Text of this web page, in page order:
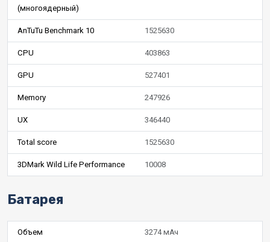
(многоядерный)
AnTuTu Benchmark 10 1525630
CPU 403863
GPU 527401
Memory 247926
UX 346440
Total score 1525630
3DMark Wild Life Performance 10008
Батарея
Объем 3274 мАч